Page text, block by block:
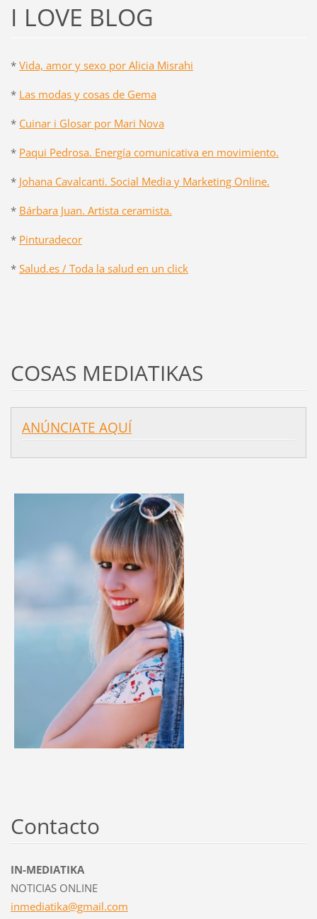
I LOVE BLOG
* Vida, amor y sexo por Alicia Misrahi
* Las modas y cosas de Gema
* Cuinar i Glosar por Mari Nova
* Paqui Pedrosa. Energía comunicativa en movimiento.
* Johana Cavalcanti. Social Media y Marketing Online.
* Bárbara Juan. Artista ceramista.
* Pinturadecor
* Salud.es / Toda la salud en un click
COSAS MEDIATIKAS
ANÚNCIATE AQUÍ
Contacto
IN-MEDIATIKA
NOTICIAS ONLINE
inmediatika@gmail.com